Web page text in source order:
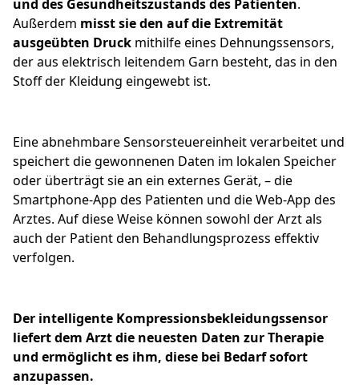
und des Gesundheitszustands des Patienten.
Außerdem misst sie den auf die Extremität
ausgeübten Druck mithilfe eines Dehnungssensors,
der aus elektrisch leitendem Garn besteht, das in den
Stoff der Kleidung eingewebt ist.
Eine abnehmbare Sensorsteuereinheit verarbeitet und
speichert die gewonnenen Daten im lokalen Speicher
oder überträgt sie an ein externes Gerät, – die
Smartphone-App des Patienten und die Web-App des
Arztes. Auf diese Weise können sowohl der Arzt als
auch der Patient den Behandlungsprozess effektiv
verfolgen.
Der intelligente Kompressionsbekleidungssensor
liefert dem Arzt die neuesten Daten zur Therapie
und ermöglicht es ihm, diese bei Bedarf sofort
anzupassen.